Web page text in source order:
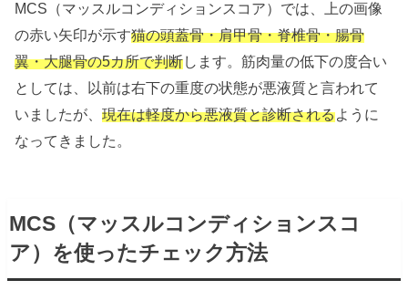
MCS（マッスルコンディションスコア）では、上の画像
の赤い矢印が示す猫の頭蓋骨・肩甲骨・脊椎骨・腸骨
翼・大腿骨の5カ所で判断します。筋肉量の低下の度合い
としては、以前は右下の重度の状態が悪液質と言われて
いましたが、現在は軽度から悪液質と診断されるように
なってきました。
MCS（マッスルコンディションスコ
ア）を使ったチェック方法